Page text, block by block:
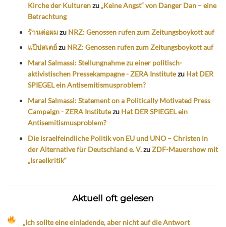
Kirche der Kulturenzu „Keine Angst“ von Danger Dan – eine
Betrachtung
ร้านต่อผมzu NRZ: Genossen rufen zum Zeitungsboykott auf
แป๊ปสเตย์zu NRZ: Genossen rufen zum Zeitungsboykott auf
Maral Salmassi: Stellungnahme zu einer politisch-
aktivistischen Pressekampagne - ZERA Institutezu Hat DER
SPIEGEL ein Antisemitismusproblem?
Maral Salmassi: Statement on a Politically Motivated Press
Campaign - ZERA Institutezu Hat DER SPIEGEL ein
Antisemitismusproblem?
Die israelfeindliche Politik von EU und UNO – Christen in
der Alternative für Deutschland e. V.zuZDF-Mauershow mit
„Israelkritik“
Aktuell oft gelesen
„Ich sollte eine einladende, aber nicht auf die Antwort